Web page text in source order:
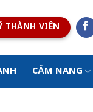
THÀNH VIÊN
CẨM NANG